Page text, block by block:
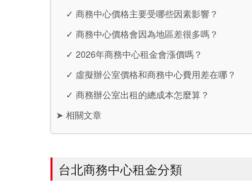
✓ 商務中心價格主要受哪些因素影響？
✓ 商務中心價格會因為地區差很多嗎？
✓ 2026年商務中心租金會漲價嗎？
✓ 虛擬辦公室價格和商務中心費用差在哪？
✓ 商務辦公室出租的總成本怎麼算？
➤ 相關文章
台北商務中心租金分類